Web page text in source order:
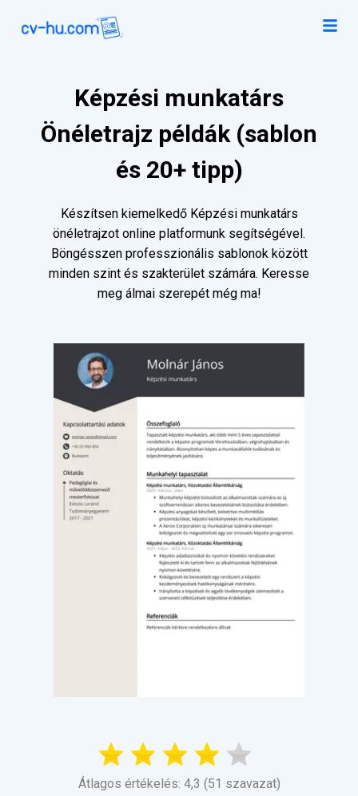
Képzési munkatárs
Önéletrajz példák (sablon
és 20+ tipp)
Készítsen kiemelkedő Képzési munkatárs
önéletrajzot online platformunk segítségével.
Böngésszen professzionális sablonok között
minden szint és szakterület számára. Keresse
meg álmai szerepét még ma!
Átlagos értékelés: 4,3 (51 szavazat)